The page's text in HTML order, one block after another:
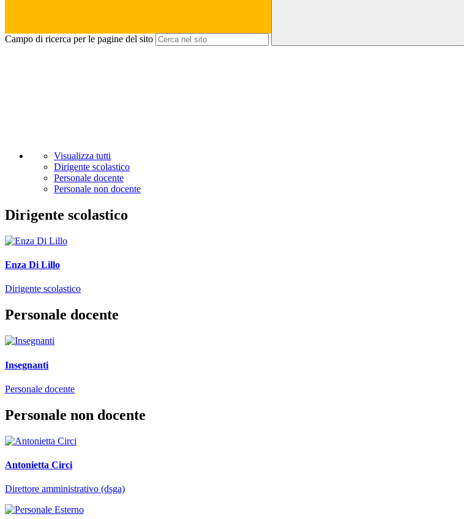
Campo di ricerca per le pagine del sito
Visualizza tutti
Dirigente scolastico
Personale docente
Personale non docente
Dirigente scolastico
Enza Di Lillo
Dirigente scolastico
Personale docente
Insegnanti
Personale docente
Personale non docente
Antonietta Circi
Direttore amministrativo (dsga)